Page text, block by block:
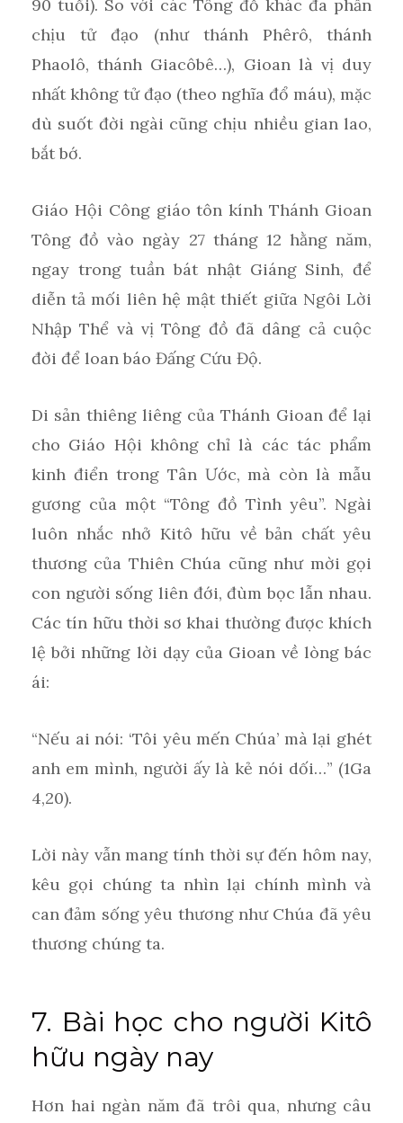
90 tuổi). So với các Tông đồ khác đa phần
chịu tử đạo (như thánh Phêrô, thánh
Phaolô, thánh Giacôbê…), Gioan là vị duy
nhất không tử đạo (theo nghĩa đổ máu), mặc
dù suốt đời ngài cũng chịu nhiều gian lao,
bắt bớ.
Giáo Hội Công giáo tôn kính Thánh Gioan
Tông đồ vào ngày 27 tháng 12 hằng năm,
ngay trong tuần bát nhật Giáng Sinh, để
diễn tả mối liên hệ mật thiết giữa Ngôi Lời
Nhập Thể và vị Tông đồ đã dâng cả cuộc
đời để loan báo Đấng Cứu Độ.
Di sản thiêng liêng của Thánh Gioan để lại
cho Giáo Hội không chỉ là các tác phẩm
kinh điển trong Tân Ước, mà còn là mẫu
gương của một “Tông đồ Tình yêu”. Ngài
luôn nhắc nhở Kitô hữu về bản chất yêu
thương của Thiên Chúa cũng như mời gọi
con người sống liên đới, đùm bọc lẫn nhau.
Các tín hữu thời sơ khai thường được khích
lệ bởi những lời dạy của Gioan về lòng bác
ái:
“Nếu ai nói: ‘Tôi yêu mến Chúa’ mà lại ghét
anh em mình, người ấy là kẻ nói dối…” (1Ga
4,20).
Lời này vẫn mang tính thời sự đến hôm nay,
kêu gọi chúng ta nhìn lại chính mình và
can đảm sống yêu thương như Chúa đã yêu
thương chúng ta.
7. Bài học cho người Kitô
hữu ngày nay
Hơn hai ngàn năm đã trôi qua, nhưng câu